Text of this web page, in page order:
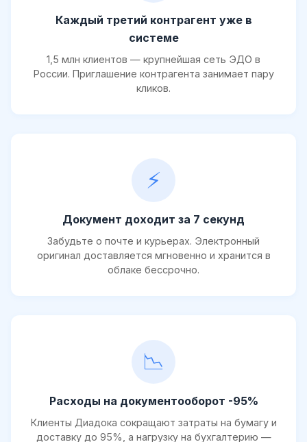
Каждый третий контрагент уже в
системе
1,5 млн клиентов — крупнейшая сеть ЭДО в
России. Приглашение контрагента занимает пару
кликов.
⚡
Документ доходит за 7 секунд
Забудьте о почте и курьерах. Электронный
оригинал доставляется мгновенно и хранится в
облаке бессрочно.
📉
Расходы на документооборот -95%
Клиенты Диадока сокращают затраты на бумагу и
доставку до 95%, а нагрузку на бухгалтерию —